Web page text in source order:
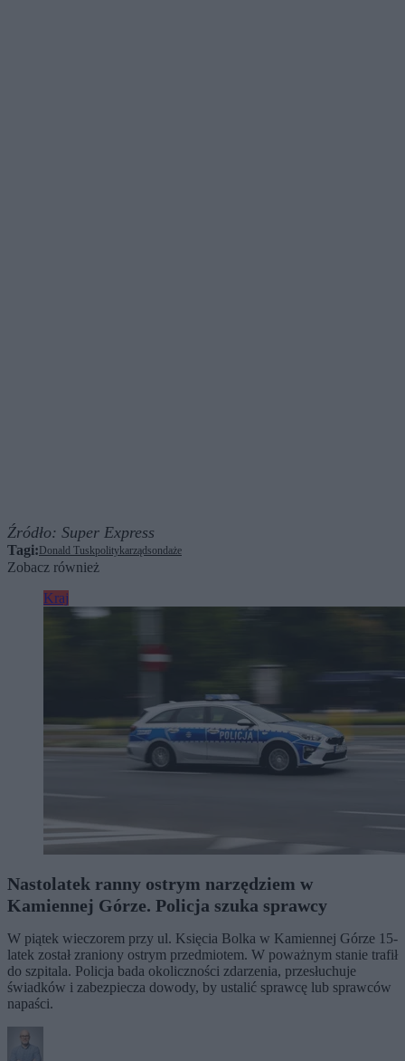
Źródło: Super Express
Tagi: Donald Tuskpolitykarządsondaże
Zobacz również
Kraj
Nastolatek ranny ostrym narzędziem w
Kamiennej Górze. Policja szuka sprawcy
W piątek wieczorem przy ul. Księcia Bolka w Kamiennej Górze 15-
latek został zraniony ostrym przedmiotem. W poważnym stanie trafił
do szpitala. Policja bada okoliczności zdarzenia, przesłuchuje
świadków i zabezpiecza dowody, by ustalić sprawcę lub sprawców
napaści.